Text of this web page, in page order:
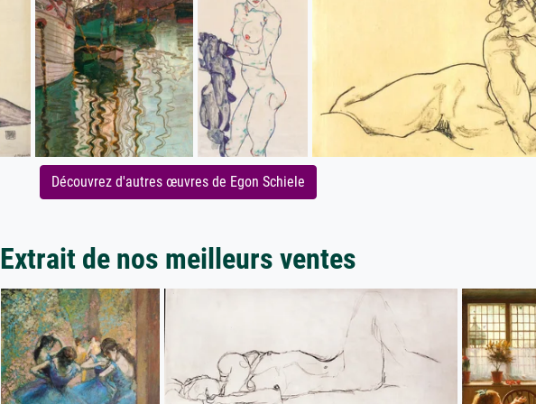
Découvrez d'autres œuvres de Egon Schiele
Extrait de nos meilleurs ventes